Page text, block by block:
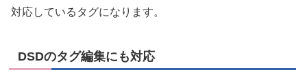
対応しているタグになります。
DSDのタグ編集にも対応